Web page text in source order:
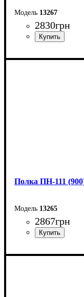
13267
2830грн
Ширина: 90 см
Полка ПН-111
13265
2867грн
Ширина: 90 см